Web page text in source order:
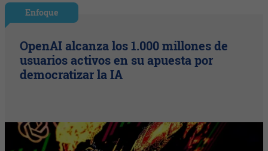
Enfoque
OpenAI alcanza los 1.000 millones de
usuarios activos en su apuesta por
democratizar la IA